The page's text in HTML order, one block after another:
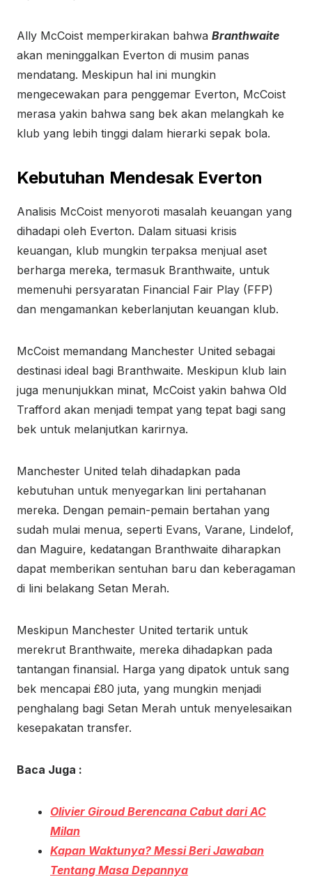
Ally McCoist memperkirakan bahwa Branthwaite
akan meninggalkan Everton di musim panas
mendatang. Meskipun hal ini mungkin
mengecewakan para penggemar Everton, McCoist
merasa yakin bahwa sang bek akan melangkah ke
klub yang lebih tinggi dalam hierarki sepak bola.
Kebutuhan Mendesak Everton
Analisis McCoist menyoroti masalah keuangan yang
dihadapi oleh Everton. Dalam situasi krisis
keuangan, klub mungkin terpaksa menjual aset
berharga mereka, termasuk Branthwaite, untuk
memenuhi persyaratan Financial Fair Play (FFP)
dan mengamankan keberlanjutan keuangan klub.
McCoist memandang Manchester United sebagai
destinasi ideal bagi Branthwaite. Meskipun klub lain
juga menunjukkan minat, McCoist yakin bahwa Old
Trafford akan menjadi tempat yang tepat bagi sang
bek untuk melanjutkan karirnya.
Manchester United telah dihadapkan pada
kebutuhan untuk menyegarkan lini pertahanan
mereka. Dengan pemain-pemain bertahan yang
sudah mulai menua, seperti Evans, Varane, Lindelof,
dan Maguire, kedatangan Branthwaite diharapkan
dapat memberikan sentuhan baru dan keberagaman
di lini belakang Setan Merah.
Meskipun Manchester United tertarik untuk
merekrut Branthwaite, mereka dihadapkan pada
tantangan finansial. Harga yang dipatok untuk sang
bek mencapai £80 juta, yang mungkin menjadi
penghalang bagi Setan Merah untuk menyelesaikan
kesepakatan transfer.
Baca Juga :
Olivier Giroud Berencana Cabut dari AC
Milan
Kapan Waktunya? Messi Beri Jawaban
Tentang Masa Depannya